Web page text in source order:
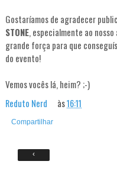
Gostaríamos de agradecer
STONE, especialmente ao nosso
grande força para que
do evento!
Vemos vocês lá, heim? ;-)
Reduto Nerd às16:11
Compartilhar
‹